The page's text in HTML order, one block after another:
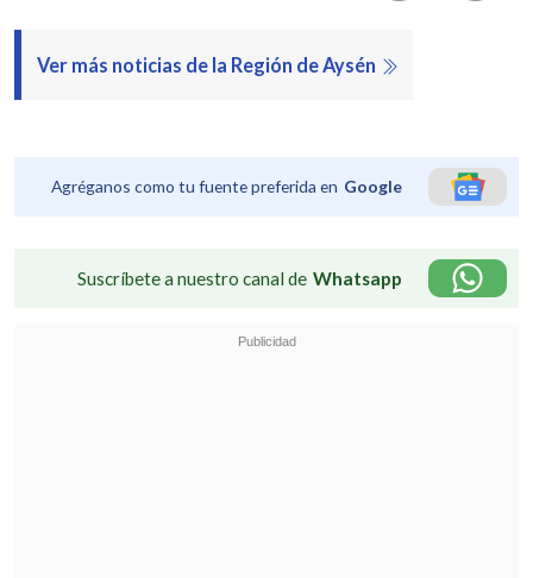
Ver más noticias de la Región de Aysén
Agréganos como tu fuente preferida en Google
Suscríbete a nuestro canal de Whatsapp